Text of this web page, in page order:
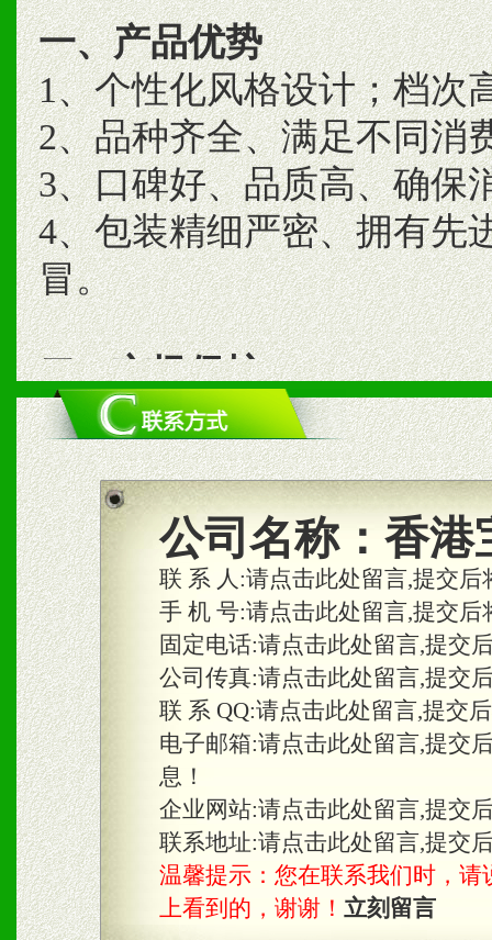
一、产品优势
1、个性化风格设计；档次
2、品种齐全、满足不同消
3、口碑好、品质高、确保
4、包装精细严密、拥有先
冒。
二、市场保护
1、统一市场价格；建立全
商利润。
2、区域独家经营；建立区
合作关系。
三、物料及媒体
1、免费提供体验及宣传彩
2、不定期在各大知名网站
知名度和影响力。
3、根据地方实际情况提供
具。
公司名称： 香港
联 系 人:请点击此处留言,提交
手 机 号:请点击此处留言,提交
固定电话:请点击此处留言,提交
公司传真:请点击此处留言,提交
联 系 QQ:请点击此处留言,提交
电子邮箱:请点击此处留言,提交
息！
企业网站:请点击此处留言,提交
联系地址:请点击此处留言,提交
温馨提示：您在联系我们时，请
上看到的，谢谢！ 立刻留言